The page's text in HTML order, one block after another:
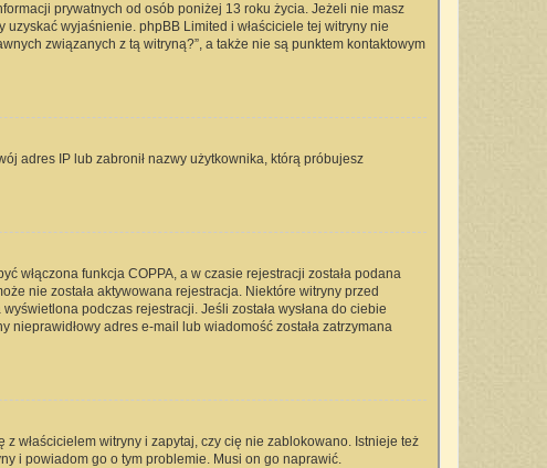
prywatnych od osób poniżej 13 roku życia. Jeżeli nie masz
wyjaśnienie. phpBB Limited i właściciele tej witryny nie
związanych z tą witryną?”, a także nie są punktem kontaktowym
adres IP lub zabronił nazwy użytkownika, którą próbujesz
włączona funkcja COPPA, a w czasie rejestracji została podana
nie została aktywowana rejestracja. Niektóre witryny przed
podczas rejestracji. Jeśli została wysłana do ciebie
adres e-mail lub wiadomość została zatrzymana
właścicielem witryny i zapytaj, czy cię nie zablokowano. Istnieje też
i powiadom go o tym problemie. Musi on go naprawić.